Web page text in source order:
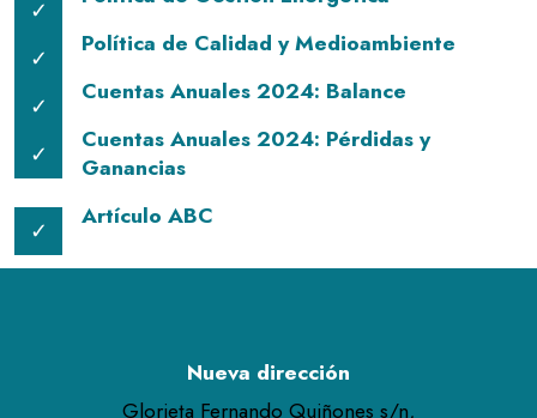
Política de Calidad y Medioambiente
Cuentas Anuales 2024: Balance
Cuentas Anuales 2024: Pérdidas y
Ganancias
Artículo ABC
Nueva dirección
Glorieta Fernando Quiñones s/n,